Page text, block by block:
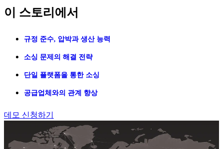
이 스토리에서
규정 준수, 압박과 생산 능력
소싱 문제의 해결 전략
단일 플랫폼을 통한 소싱
공급업체와의 관계 향상
데모 신청하기